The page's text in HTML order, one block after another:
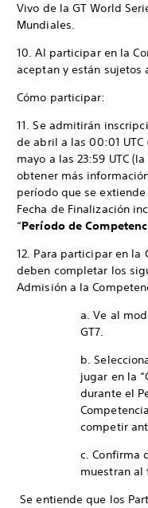
Vivo de la GT World
Mundiales.
10. Al participar en la
aceptan y están sujetos
Cómo participar:
11. Se admitirán
de abril a las 00:01 UTC
mayo a las 23:59 UTC (la
obtener más
período que se
Fecha de Finalización
“Período de
12. Para participar en la
deben completar los
Admisión a la
a. Ve al
GT7.
b.
jugar en la
durante el
competir
c. Confirma
muestran
Se entiende que los